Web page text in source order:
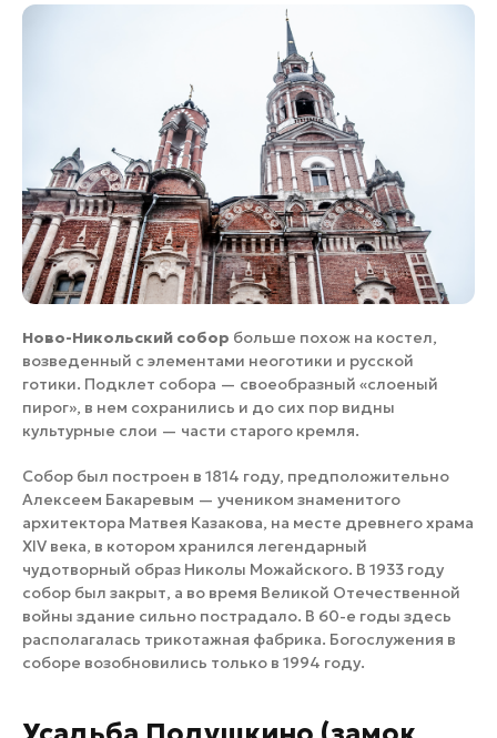
Ново-Никольский собор больше похож на костел,
возведенный с элементами неоготики и русской
готики. Подклет собора — своеобразный «слоеный
пирог», в нем сохранились и до сих пор видны
культурные слои — части старого кремля.
Собор был построен в 1814 году, предположительно
Алексеем Бакаревым — учеником знаменитого
архитектора Матвея Казакова, на месте древнего храма
XIV века, в котором хранился легендарный
чудотворный образ Николы Можайского. В 1933 году
собор был закрыт, а во время Великой Отечественной
войны здание сильно пострадало. В 60-е годы здесь
располагалась трикотажная фабрика. Богослужения в
соборе возобновились только в 1994 году.